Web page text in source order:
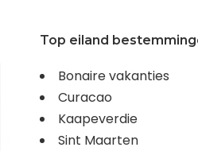
Top eiland
Bonaire vakanties
Curacao
Kaapeverdie
Sint Maarten